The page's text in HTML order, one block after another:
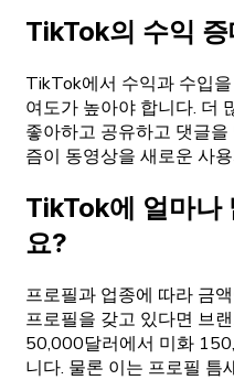
TikTok의 수익 증
TikTok에서 수익과 수입
여도가 높아야 합니다. 더
좋아하고 공유하고 댓글
즘이 동영상을 새로운 사
TikTok에 얼마나
요?
프로필과 업종에 따라 금
프로필을 갖고 있다면 브
50,000달러에서 미화
니다. 물론 이는 프로필 틈